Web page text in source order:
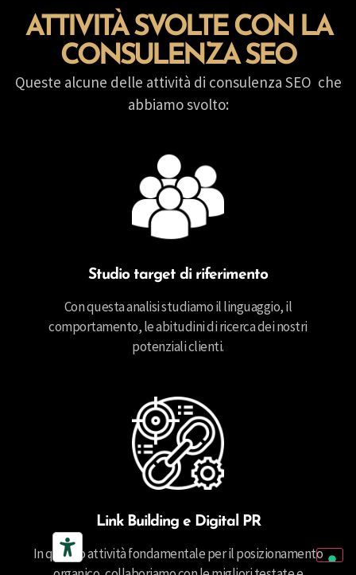
ATTIVITÀ SVOLTE CON LA
CONSULENZA SEO
Queste alcune delle attività di consulenza SEO che
abbiamo svolto:
Studio target di riferimento
Con questa analisi studiamo il linguaggio, il
comportamento, le abitudini di ricerca dei nostri
potenziali clienti.
Link Building e Digital PR
In quanto attività fondamentale per il posizionamento